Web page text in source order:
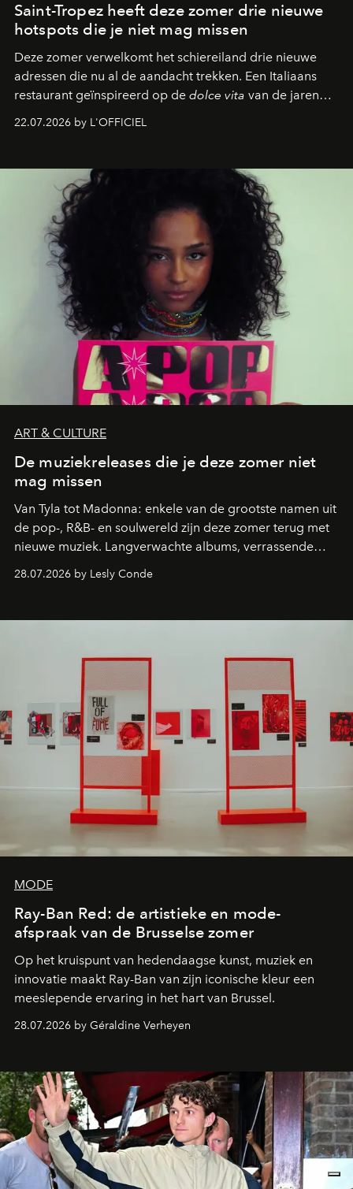
Saint-Tropez heeft deze zomer drie nieuwe
hotspots die je niet mag missen
Deze zomer verwelkomt het schiereiland drie nieuwe
adressen die nu al de aandacht trekken. Een Italiaans
restaurant geïnspireerd op de dolce vita van de jaren
zestig, een Japanse hotspot die na zonsondergang
verandert in een bruisende ontmoetingsplek en de
neerstrijkt in Saint-Tropez. Dit zijn de nieuwe adressen
die deze zomer de toon zetten, van lange lunches tot
zwoele nachten.
22.07.2026 by L'OFFICIEL
ART & CULTURE
De muziekreleases die je deze zomer niet
mag missen
Van Tyla tot Madonna: enkele van de grootste namen uit
de pop-, R&B- en soulwereld zijn deze zomer terug met
nieuwe muziek. Langverwachte albums, verrassende
comebacks en veelbelovende nieuwe projecten: dit zijn
de releases die je niet mag missen.
28.07.2026 by Lesly Conde
MODE
Ray-Ban Red: de artistieke en mode-
afspraak van de Brusselse zomer
Op het kruispunt van hedendaagse kunst, muziek en
innovatie maakt Ray-Ban van zijn iconische kleur een
meeslepende ervaring in het hart van Brussel.
28.07.2026 by Géraldine Verheyen